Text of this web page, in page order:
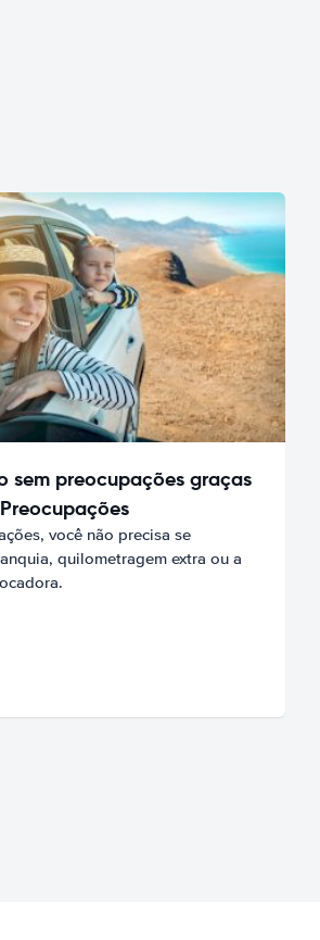
sem preocupações graças
você não precisa se
quilometragem extra ou a